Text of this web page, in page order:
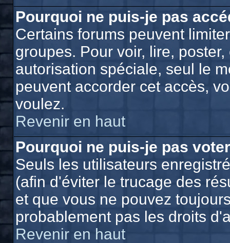
Pourquoi ne puis-je pas
Certains forums peuvent
groupes. Pour voir, lire,
autorisation spéciale, seul le
peuvent accorder cet accès,
voulez.
Revenir en haut
Pourquoi ne puis-je pas
Seuls les utilisateurs
(afin d'éviter le trucage des
et que vous ne pouvez
probablement pas les droits
Revenir en haut